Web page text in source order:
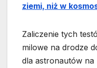
ziemi, niż w
Zaliczenie tych
milowe na drodze
dla astronautów na